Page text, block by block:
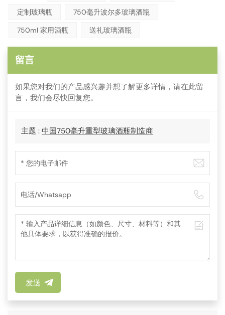
定制玻璃瓶
750毫升波尔多玻璃酒瓶
750ml 家用酒瓶
送礼玻璃酒瓶
留言
如果您对我们的产品感兴趣并想了解更多详情，请在此留
言，我们会尽快回复您。
主题 : 中国750毫升重型玻璃酒瓶制造商
发送